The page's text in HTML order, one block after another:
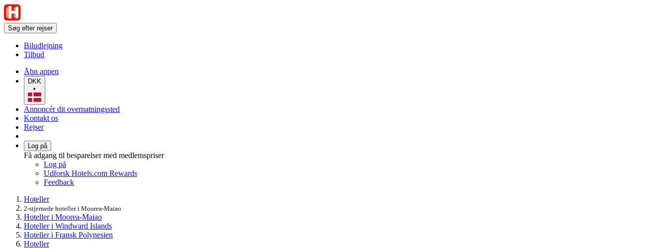
Søg efter rejser
Biludlejning
Tilbud
Åbn appen
DKK
•
Annoncér dit overnatningssted
Kontakt os
Rejser
Log på
Få adgang til besparelser med medlemspriser
Log på
Udforsk Hotels.com Rewards
Feedback
Hoteller
2-stjernede hoteller i Moorea-Maiao
Hoteller i Moorea-Maiao
Hoteller i Windward Islands
Hoteller i Fransk Polynesien
Hoteller